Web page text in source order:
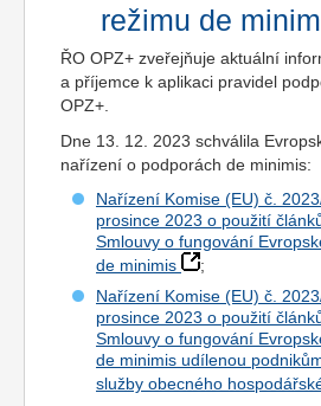
režimu de
ŘO OPZ+ zveřejňuje aktuální
a příjemce k aplikaci pravidel
OPZ+.
Dne 13. 12. 2023 schválila
nařízení o podporách de minimis:
Nařízení Komise (EU) č.
prosince 2023 o použití
Smlouvy o fungování
de minimis
;
Nařízení Komise (EU) č.
prosince 2023 o použití
Smlouvy o fungování
de minimis udílenou
služby obecného